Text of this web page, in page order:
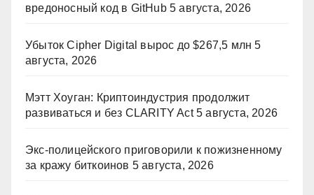
вредоносный код в GitHub 5 августа, 2026
Убыток Cipher Digital вырос до $267,5 млн 5
августа, 2026
Мэтт Хоуган: Криптоиндустрия продолжит
развиваться и без CLARITY Act 5 августа, 2026
Экс-полицейского приговорили к пожизненному
за кражу биткоинов 5 августа, 2026